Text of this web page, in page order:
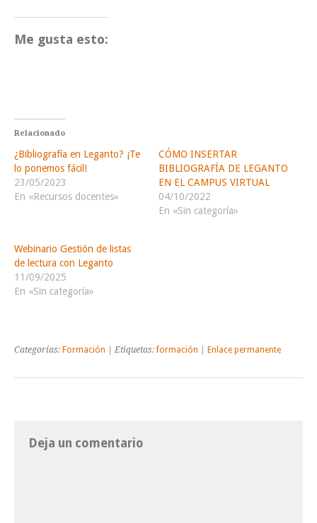
Me gusta esto:
Relacionado
¿Bibliografía en Leganto? ¡Te
lo ponemos fácil!
23/05/2023
En «Recursos docentes»
CÓMO INSERTAR
BIBLIOGRAFÍA DE LEGANTO
EN EL CAMPUS VIRTUAL
04/10/2022
En «Sin categoría»
Webinario Gestión de listas
de lectura con Leganto
11/09/2025
En «Sin categoría»
Categorías: Formación | Etiquetas:formación Enlace permanente
Deja un comentario